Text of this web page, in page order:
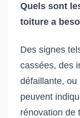
Quels sont
toiture a
Des signes
cassées, des
défaillante, ou
peuvent
rénovation de